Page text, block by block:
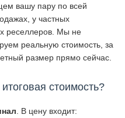
вашу пару по всей
у частных
реселлеров. Мы не
реальную стоимость, за
размер прямо сейчас.
стоимость?
. В цену входит: